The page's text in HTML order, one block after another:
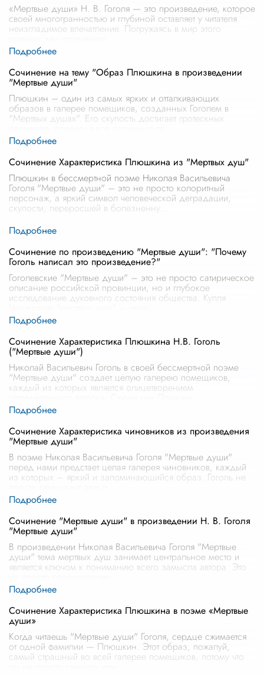
«Мертвые души» Н. В. Гоголя — это произведение, которое
своей многогранностью и глубиной оставляет у читателя
неизгладимое впечатление. Погружаясь в мир этого
Сочинение на тему "Образ Плюшкина в произведении
"Мертвые души"
Плюшкин – один из самых ярких и отталкивающих
образов в галерее помещиков, созданных Гоголем в
"Мертвых душах". Его скупость достигает гротескных
Сочинение Характеристика Плюшкина из "Мертвых душ"
Плюшкин в бессмертной поэме Николая Васильевича
Гоголя "Мертвые души" – это не просто колоритный
персонаж, а яркий символ человеческой деградации,
скупости, переросшей в болезненну
Сочинение по произведению "Мертвые души": "Почему
Гоголь написал это произведение?"
Гоголевские "Мертвые души" – это не просто сатирическое
описание российской провинции, но и глубокое
исследование духовного состояния общества. Купля
Сочинение Характеристика Плюшкина Н.В. Гоголь
("Мертвые души")
Николай Васильевич Гоголь в своей бессмертной поэме
"Мертвые души" создает целую галерею помещиков,
каждый из которых является олицетворением
Сочинение Характеристика чиновников из произведения
"Мертвые души"
В поэме Николая Васильевича Гоголя "Мертвые души"
перед нами предстает целая галерея чиновников, каждый
из которых – яркий и запоминающийся образ. Гоголь не
Сочинение "Мертвые души" в произведении Н. В. Гоголя
"Мертвые души"
В произведении Николая Васильевича Гоголя "Мертвые
души" тема мертвых душ занимает центральное место и
является ключом к пониманию всего замысла автора. Это
Сочинение Характеристика Плюшкина в поэме «Мертвые
души»
Когда читаешь "Мертвые души" Гоголя, сердце сжимается
от одной фамилии — Плюшкин. Этот образ, пожалуй,
самый страшный во всей галерее помещиков, потому что